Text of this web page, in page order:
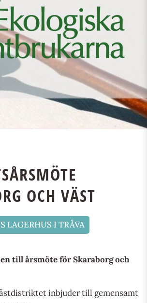
OCH VÄST
LAGERHUS I TRÅVA
till årsmöte för Skaraborg och
inbjuder till gemensamt